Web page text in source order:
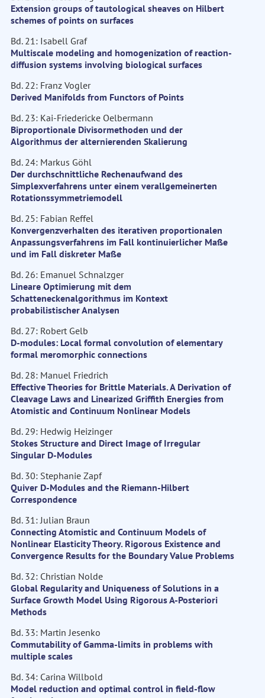
Extension groups of tautological sheaves on Hilbert
schemes of points on surfaces
Bd. 21: Isabell Graf
Multiscale modeling and homogenization of reaction-
diffusion systems involving biological surfaces
Bd. 22: Franz Vogler
Derived Manifolds from Functors of Points
Bd. 23: Kai-Friedericke Oelbermann
Biproportionale Divisormethoden und der
Algorithmus der alternierenden Skalierung
Bd. 24: Markus Göhl
Der durchschnittliche Rechenaufwand des
Simplexverfahrens unter einem verallgemeinerten
Rotationssymmetriemodell
Bd. 25: Fabian Reffel
Konvergenzverhalten des iterativen proportionalen
Anpassungsverfahrens im Fall kontinuierlicher Maße
und im Fall diskreter Maße
Bd. 26: Emanuel Schnalzger
Lineare Optimierung mit dem
Schatteneckenalgorithmus im Kontext
probabilistischer Analysen
Bd. 27: Robert Gelb
D-modules: Local formal convolution of elementary
formal meromorphic connections
Bd. 28: Manuel Friedrich
Effective Theories for Brittle Materials. A Derivation of
Cleavage Laws and Linearized Griffith Energies from
Atomistic and Continuum Nonlinear Models
Bd. 29: Hedwig Heizinger
Stokes Structure and Direct Image of Irregular
Singular D-Modules
Bd. 30: Stephanie Zapf
Quiver D-Modules and the Riemann-Hilbert
Correspondence
Bd. 31: Julian Braun
Connecting Atomistic and Continuum Models of
Nonlinear Elasticity Theory. Rigorous Existence and
Convergence Results for the Boundary Value Problems
Bd. 32: Christian Nolde
Global Regularity and Uniqueness of Solutions in a
Surface Growth Model Using Rigorous A-Posteriori
Methods
Bd. 33: Martin Jesenko
Commutability of Gamma-limits in problems with
multiple scales
Bd. 34: Carina Willbold
Model reduction and optimal control in field-flow